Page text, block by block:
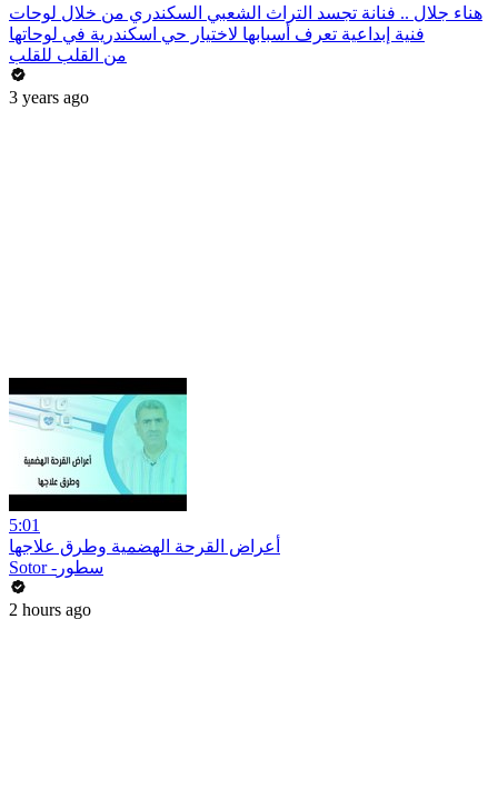
هناء جلال .. فنانة تجسد التراث الشعبي السكندري من خلال لوحات
فنية إبداعية تعرف أسبابها لاختيار حي اسكندرية في لوحاتها
من القلب للقلب
3 years ago
5:01
أعراض القرحة الهضمية وطرق علاجها
Sotor -سطور
2 hours ago